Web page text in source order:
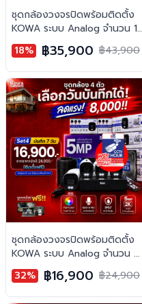
ชุดกล้องวงจรปิดพร้อมติดตั้ง
KOWA ระบบ Analog จำนวน 10
ตัว ความคมชัด 2MP บันทึกภาพ
พร้อมเสียง
18% ฿35,900 ฿43,900
ชุดกล้องวงจรปิดพร้อมติดตั้ง
KOWA ระบบ Analog จำนวน 4
ตัว ความคมชัด 5MP บันทึกภาพ
สี 24 ชั่วโมง พร้อมบันทึกเสียง
32% ฿16,900 ฿24,900